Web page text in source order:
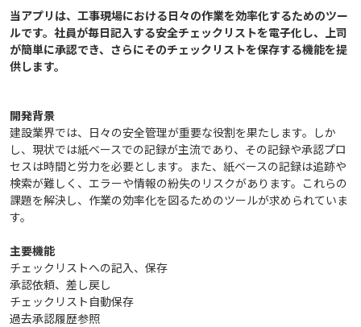
当アプリは、工事現場における日々の作業を効率化するためのツー
ルです。社員が毎日記入する安全チェックリストを電子化し、上司
が簡単に承認でき、さらにそのチェックリストを保存する機能を提
開発背景
建設業界では、日々の安全管理が重要な役割を果たします。しか
し、現状では紙ベースでの記録が主流であり、その記録や承認プロ
セスは時間と労力を必要とします。また、紙ベースの記録は追跡や
検索が難しく、エラーや情報の紛失のリスクがあります。これらの
課題を解決し、作業の効率化を図るためのツールが求められていま
す。
主要機能
チェックリストへの記入、保存
承認依頼、差し戻し
チェックリスト自動保存
過去承認履歴参照